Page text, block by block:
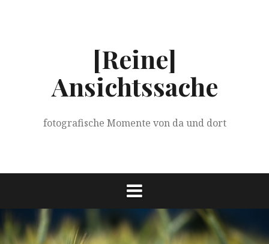
[Reine]
Ansichtssache
fotografische Momente von da und dort